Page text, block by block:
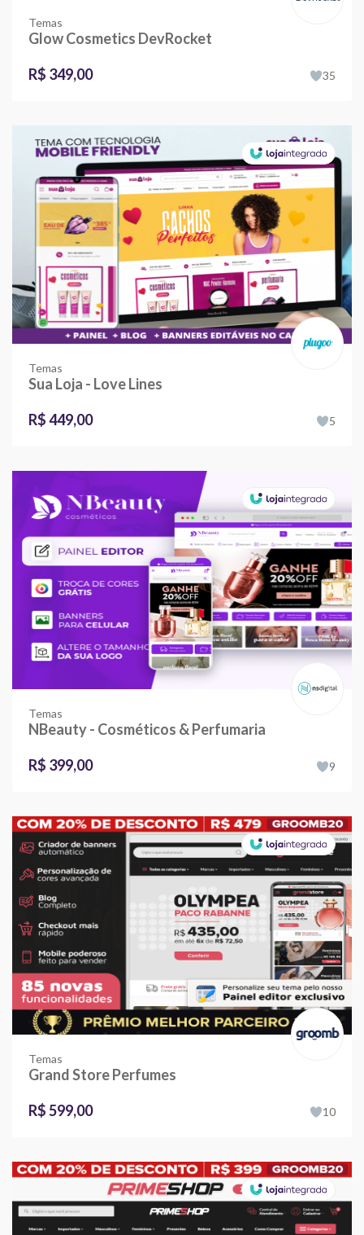
Temas
Glow Cosmetics DevRocket
R$ 349,00
35
Temas
Sua Loja - Love Lines
R$ 449,00
5
Temas
NBeauty - Cosméticos & Perfumaria
R$ 399,00
9
Temas
Grand Store Perfumes
R$ 599,00
10